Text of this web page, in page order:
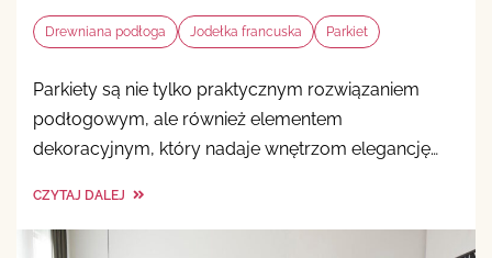
Drewniana podłoga Jodełka francuska Parkiet
Parkiety są nie tylko praktycznym rozwiązaniem
podłogowym, ale również elementem
dekoracyjnym, który nadaje wnętrzom elegancję…
CZYTAJ DALEJ